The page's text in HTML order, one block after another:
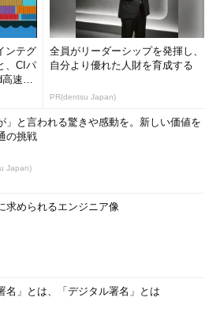
いは「自動更新」
すると、選択した
すると、選択した
ら停止させるには以下のように実行す
アカウント制御）が有効なWindows
実行するには、コマンド・プロンプト
ンテグ
、CIパ
速化
全員がリーダーシップを発揮し、
自分より優れた人財を育成する
PR(dentsu Japan)
」と言われる驚きや感動を。新しい価値を
の挑戦
Japan)
求められるエンジニア像
名」とは、「デジタル署名」とは